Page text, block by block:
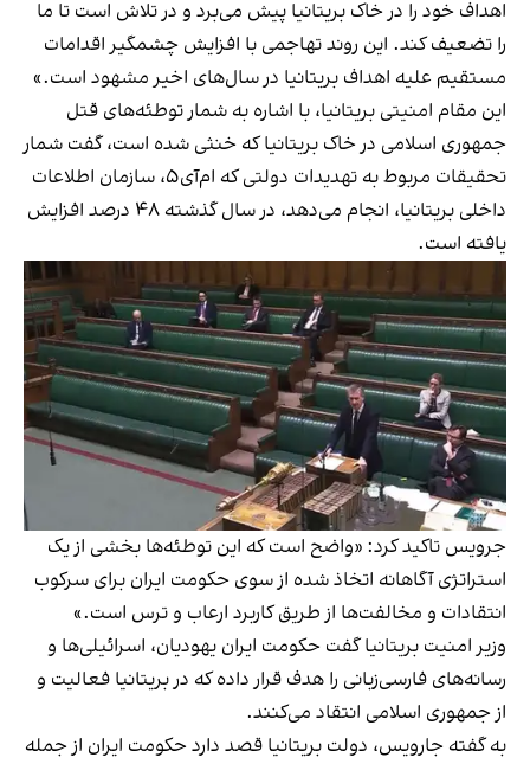
اهداف خود را در خاک بریتانیا پیش می‌برد و در تلاش است تا ما
را تضعیف کند. این روند تهاجمی با افزایش چشمگیر اقدامات
مستقیم علیه اهداف بریتانیا در سال‌های اخیر مشهود است.»
این مقام امنیتی بریتانیا، با اشاره به شمار توطئه‌های قتل
جمهوری اسلامی در خاک بریتانیا که خنثی شده است، گفت شمار
تحقیقات مربوط به تهدیدات دولتی که ام‌آی‌۵، سازمان اطلاعات
داخلی بریتانیا، انجام می‌دهد، در سال گذشته ۴۸ درصد افزایش
یافته است.
جرویس تاکید کرد: «واضح است که این توطئه‌ها بخشی از یک
استراتژی آگاهانه اتخاذ شده از سوی حکومت ایران برای سرکوب
انتقادات و مخالفت‌ها از طریق کاربرد ارعاب و ترس است.»
وزیر امنیت بریتانیا گفت حکومت ایران یهودیان، اسرائیلی‌ها و
رسانه‌های فارسی‌زبانی را هدف قرار داده که در بریتانیا فعالیت و
از جمهوری اسلامی انتقاد می‌کنند.
به گفته جارویس، دولت بریتانیا قصد دارد حکومت ایران از جمله